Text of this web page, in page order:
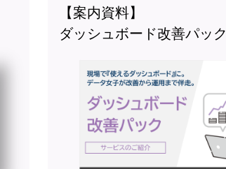
【案内資料】
ダッシュボード改善パック